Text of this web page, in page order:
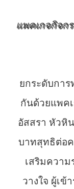
แพคเกจกิจก
ยกระดับกา
กันด้วยแพค
อัสสรา หัวหิ
บาทสุทธิต่อ
เสริมควา
วางใจ ผู้เ